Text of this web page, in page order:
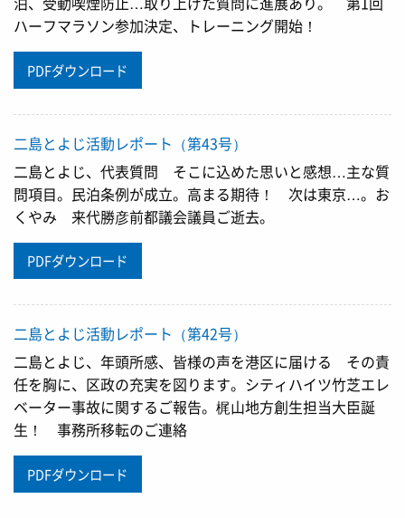
ハーフマラソン参加決定、トレーニング開始！
PDFダウンロード
二島とよじ活動レポート（第43号）
二島とよじ、代表質問 そこに込めた思いと感想…主な質
問項目。民泊条例が成立。高まる期待！ 次は東京…。お
くやみ 来代勝彦前都議会議員ご逝去。
PDFダウンロード
二島とよじ活動レポート（第42号）
二島とよじ、年頭所感、皆様の声を港区に届ける その責
任を胸に、区政の充実を図ります。シティハイツ竹芝エレ
ベーター事故に関するご報告。梶山地方創生担当大臣誕
生！ 事務所移転のご連絡
PDFダウンロード